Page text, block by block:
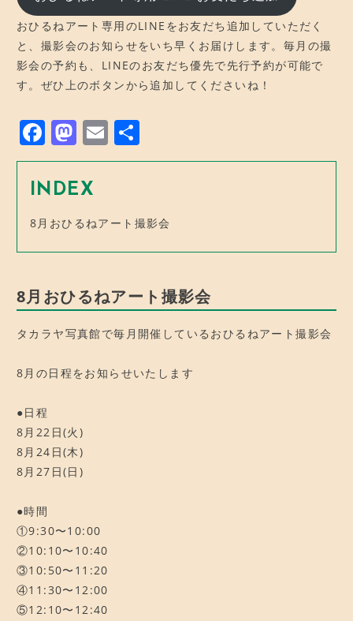
おひるねアート専用のLINEをお友だち追加していただく
と、撮影会のお知らせをいち早くお届けします。毎月の撮
影会の予約も、LINEのお友だち優先で先行予約が可能で
す。ぜひ上のボタンから追加してくださいね！
F
a
c
b
o
o
k
M
a
st
d
o
n
E
m有
INDEX
8月おひるねアート撮影会
8月おひるねアート撮影会
タカラヤ写真館で毎月開催しているおひるねアート撮影会
8月の日程をお知らせいたします
●日程
8月22日(火)
8月24日(木)
8月27日(日)
●時間
①9:30〜10:00
②10:10〜10:40
③10:50〜11:20
④11:30〜12:00
⑤12:10〜12:40